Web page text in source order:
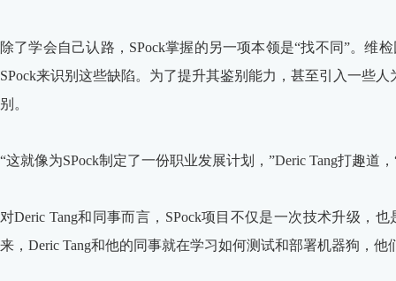
除了学会自己认路，SPock掌握的另一项本领是“找不同”。维
SPock来识别这些缺陷。为了提升其鉴别能力，甚至引入一些
别。
“这就像为SPock制定了一份职业发展计划，”Deric Tang打趣道
对Deric Tang和同事而言，SPock项目不仅是一次技术升级，
来，Deric Tang和他的同事就在学习如何测试和部署机器狗，